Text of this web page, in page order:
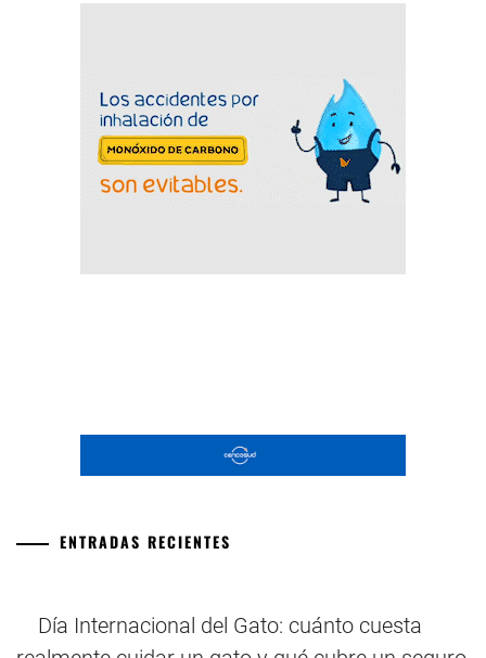
ENTRADAS RECIENTES
Día Internacional del Gato: cuánto cuesta